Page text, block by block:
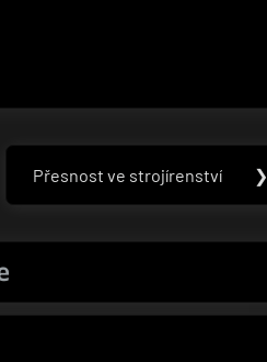
Next
Přesnost ve strojírenství ❯